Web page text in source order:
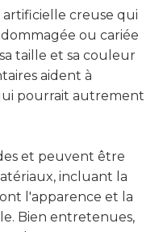
creuse qui
ou cariée
taille et sa couleur
aident à
pourrait autrement
et peuvent être
incluant la
l'apparence et la
Bien entretenues,